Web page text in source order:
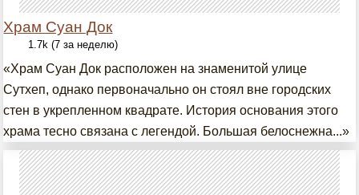
Храм Суан Док
1.7k (7 за неделю)
«Храм Суан Док расположен на знаменитой улице
Сутхеп, однако первоначально он стоял вне городских
стен в укрепленном квадрате. История основания этого
храма тесно связана с легендой. Большая белоснежна...»